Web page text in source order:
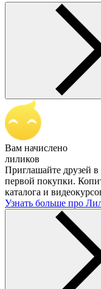
Вам начислено
лиликов
Приглашайте друзей
первой покупки.
каталога и
Узнать больше про